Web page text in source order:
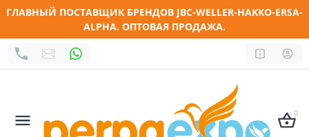
ГЛАВНЫЙ ПОСТАВЩИК БРЕНДОВ JBC-WELLER-HAKKO-ERSA-
ALPHA. ОПТОВАЯ ПРОДАЖА.
0